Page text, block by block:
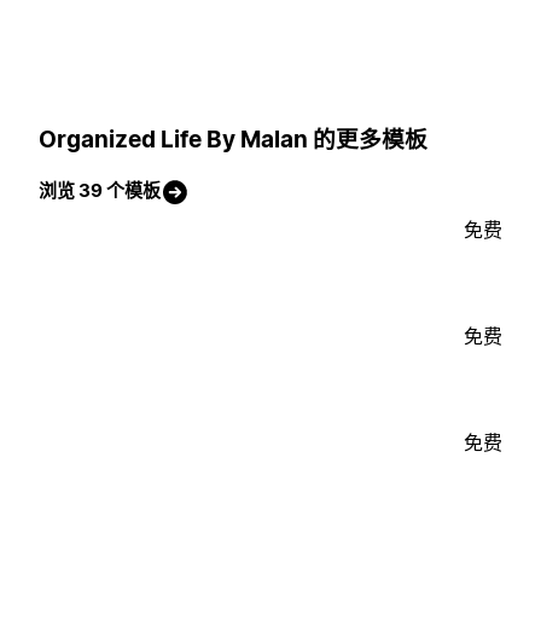
Organized Life By Malan 的更多模板
浏览 39 个模板
免费
免费
免费